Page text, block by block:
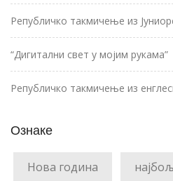
Републичко такмичење из
“Дигитални свет у мојим рукама”
Републичко такмичење из
Ознаке
Нова година